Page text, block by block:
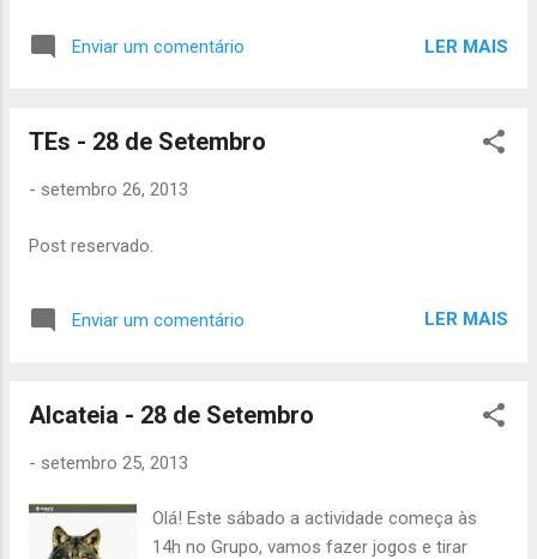
escolher o que fazem, aproveitem. Estejam
15€. Não se esqueçam. Até sábado João
Enviar um comentário LER MAIS
TEs - 28 de Setembro
- setembro 26, 2013
Post reservado.
Enviar um comentário LER MAIS
Alcateia - 28 de Setembro
- setembro 25, 2013
Olá! Este sábado a actividade começa às
14h no Grupo, vamos fazer jogos e tirar